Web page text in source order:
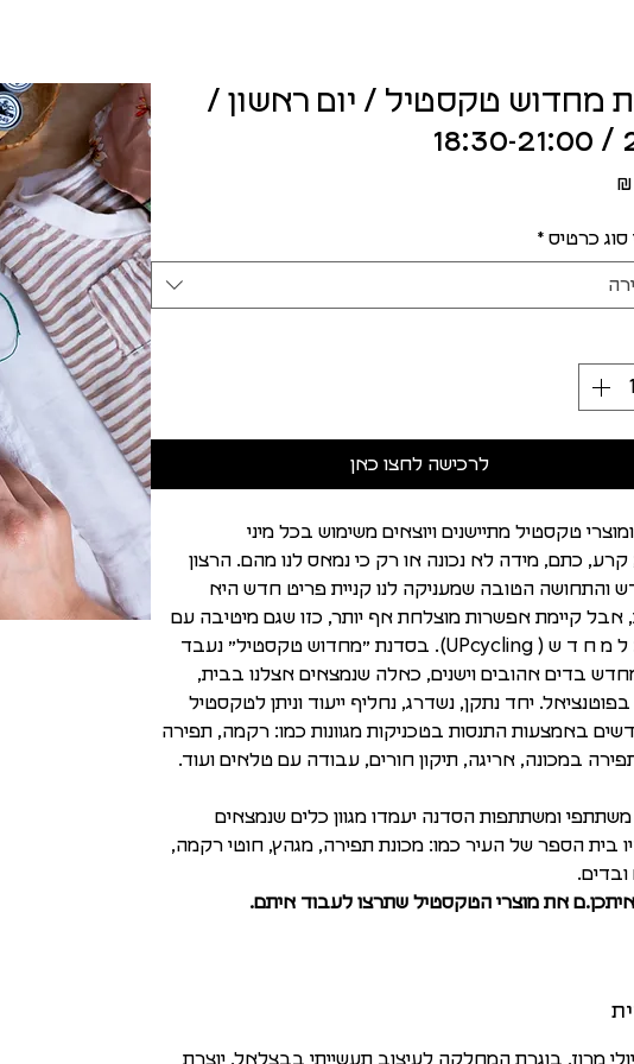
מחדוש טקסטיל / יום ראשון /
מחיר
כרטיס *
לרכישה לחצו כאן
טקסטיל מתיישנים ויוצאים משימוש בכל מיני
קרע, כתם, מידה לא נכונה או רק כי נמאס לנו מהם. הרצון
והתחושה הטובה שמעניקה לנו קניית פריט חדש היא
אבל קיימת אפשרות מוצלחת אף יותר, כזו שגם מיטיבה עם
הטבע: ל מ ח ד ש ( UPcycling). בסדנת ״מחדוש טקסטיל״ נעבד
מחדש בדים אהובים וישנים, כאלה שנמצאים אצלנו בבית,
יחד נתקן, נשדרג, נחליף ייעוד וניתן לטקסטיל
באמצעות התנסות בטכניקות מגוונות כמו: רקמה, תפירה
במכונה, אריגה, תיקון חורים, עבודה עם טלאים ועוד.
ומשתתפות הסדנה יעמדו מגוון כלים שנמצאים
בית הספר של העיר כמו: מכונת תפירה, מגהץ, חוטי רקמה,
את מוצרי הטקסטיל שתרצו לעבוד איתם.
מרוז, בוגרת המחלקה לעיצוב תעשייתי בבצלאל, יוצרת